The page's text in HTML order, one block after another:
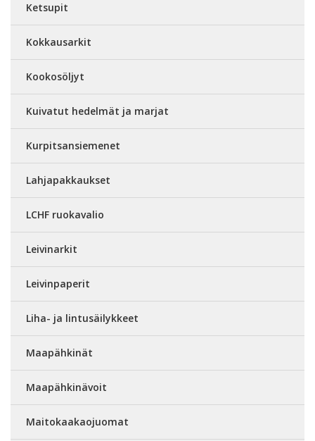
Ketsupit
Kokkausarkit
Kookosöljyt
Kuivatut hedelmät ja marjat
Kurpitsansiemenet
Lahjapakkaukset
LCHF ruokavalio
Leivinarkit
Leivinpaperit
Liha- ja lintusäilykkeet
Maapähkinät
Maapähkinävoit
Maitokaakaojuomat